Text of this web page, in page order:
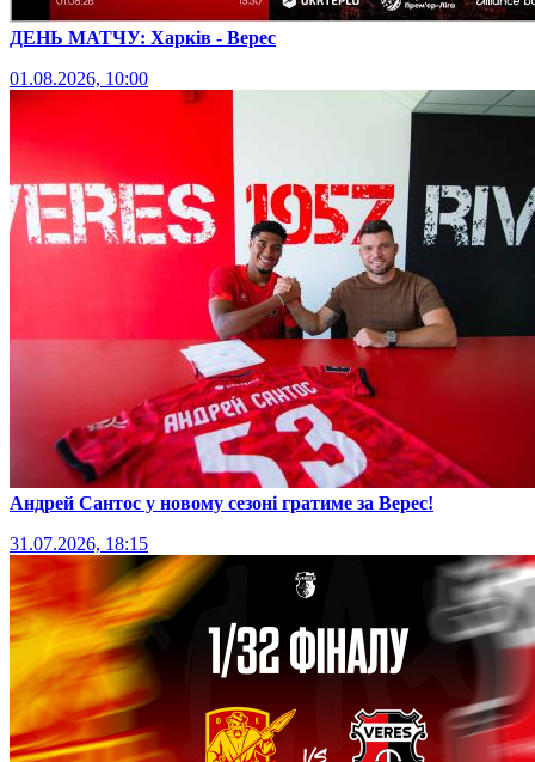
ДЕНЬ МАТЧУ: Харків - Верес
01.08.2026, 10:00
Андрей Сантос у новому сезоні гратиме за Верес!
31.07.2026, 18:15